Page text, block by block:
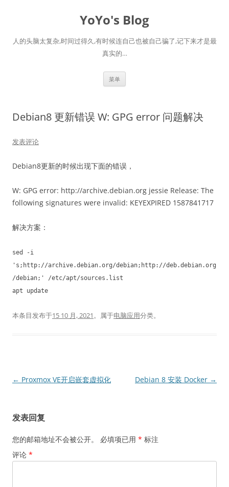
YoYo's Blog
人的头脑太复杂,时间过得久,有时候连自己也被自己骗了,记下来才是最
真实的…
菜单
Debian8 更新错误 W: GPG error 问题解决
发表评论
Debian8更新的时候出现下面的错误，
W: GPG error: http://archive.debian.org jessie Release: The
following signatures were invalid: KEYEXPIRED 1587841717
解决方案：
sed -i
's;http://archive.debian.org/debian;http://deb.debian.org
/debian;' /etc/apt/sources.list
apt update
本条目发布于15 10 月, 2021。属于电脑应用分类。
文
航
← Proxmox VE开启嵌套虚拟化 Debian 8 安装 Docker →
发表回复
您的邮箱地址不会被公开。 必填项已用 * 标注
评论 *